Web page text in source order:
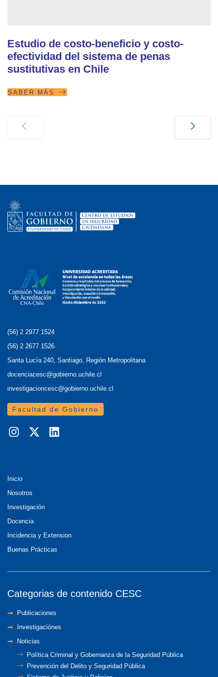
Estudio de costo-beneficio y costo-
efectividad del sistema de penas
sustitutivas en Chile
SABER MÁS
(56) 2 2977 1524
(56) 2 2677 1526
Santa Lucía 240, Santiago, Región Metropolitana
docenciacesc@gobierno.uchile.cl
investigacioncesc@gobierno.uchile.cl
Facultad de Gobierno
Inicio
Nosotros
Investigación
Docencia
Incidencia y Extension
Buenas Prácticas
Categorias de contenido CESC
Publicaciones
Investigaciónes
Noticias
Política Criminal y Gobernanza de la Seguridad Pública
Prevención del Delito y Seguridad Pública